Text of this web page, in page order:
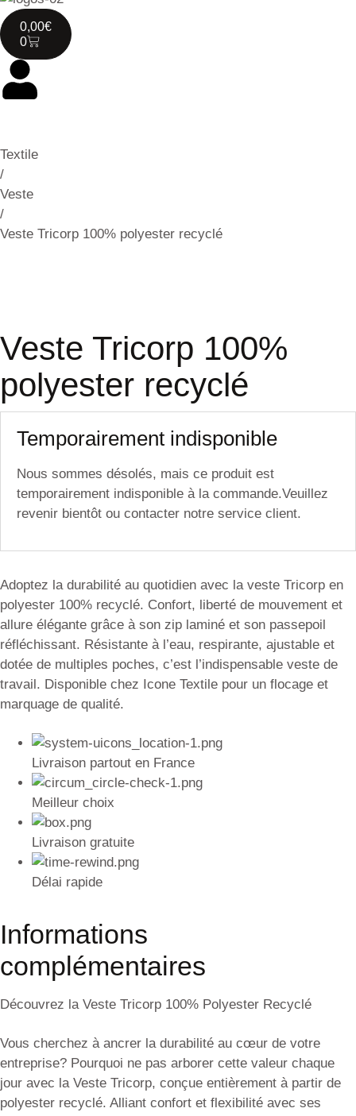
0,00€
0
Textile
/
Veste
/
Veste Tricorp 100% polyester recyclé
Veste Tricorp 100%
polyester recyclé
Temporairement indisponible
Nous sommes désolés, mais ce produit est
temporairement indisponible à la commande.Veuillez
revenir bientôt ou contacter notre service client.
Adoptez la durabilité au quotidien avec la veste Tricorp en
polyester 100% recyclé. Confort, liberté de mouvement et
allure élégante grâce à son zip laminé et son passepoil
réfléchissant. Résistante à l’eau, respirante, ajustable et
dotée de multiples poches, c’est l’indispensable veste de
travail. Disponible chez Icone Textile pour un flocage et
marquage de qualité.
Livraison partout en France
Meilleur choix
Livraison gratuite
Délai rapide
Informations
complémentaires
Découvrez la Veste Tricorp 100% Polyester Recyclé
Vous cherchez à ancrer la durabilité au cœur de votre
entreprise? Pourquoi ne pas arborer cette valeur chaque
jour avec la Veste Tricorp, conçue entièrement à partir de
polyester recyclé. Alliant confort et flexibilité avec ses